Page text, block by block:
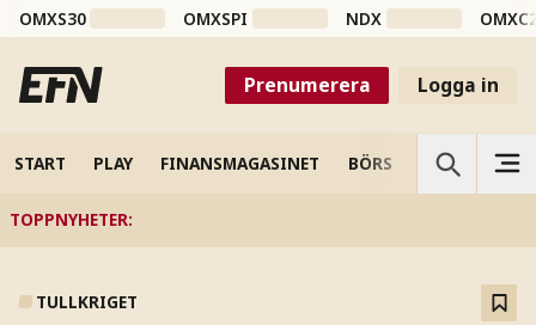
OMXS30 OMXSPI NDX
Prenumerera Logga in
START PLAY FINANSMAGASINET BÖRS VETENSKAP
TOPPNYHETER:
TULLKRIGET